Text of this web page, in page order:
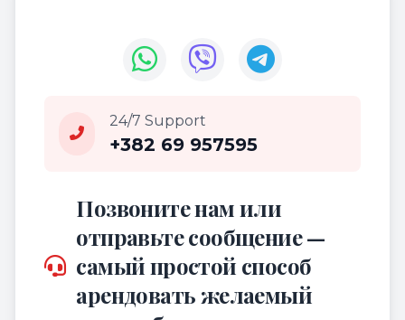
24/7 Support
+382 69 957595
Позвоните нам или
отправьте сообщение —
самый простой способ
арендовать желаемый